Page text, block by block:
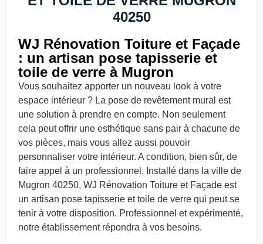
40250
WJ Rénovation Toiture et Façade
: un artisan pose tapisserie et
toile de verre à Mugron
Vous souhaitez apporter un nouveau look à votre
espace intérieur ? La pose de revêtement mural est
une solution à prendre en compte. Non seulement
cela peut offrir une esthétique sans pair à chacune de
vos pièces, mais vous allez aussi pouvoir
personnaliser votre intérieur. A condition, bien sûr, de
faire appel à un professionnel. Installé dans la ville de
Mugron 40250, WJ Rénovation Toiture et Façade est
un artisan pose tapisserie et toile de verre qui peut se
tenir à votre disposition. Professionnel et expérimenté,
notre établissement répondra à vos besoins.